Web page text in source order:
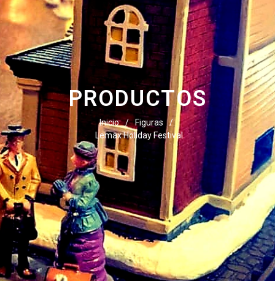
PRODUCTOS
Inicio / Figuras
/
Lemax Holiday Festival